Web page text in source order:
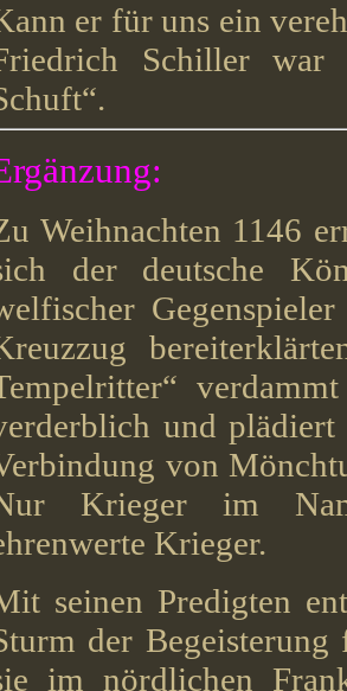
er für uns ein
Schiller war
Weihnachten 1146
der deutsche
und
von
Krieger im
Krieger.
seinen Predigten
der
im nördlichen